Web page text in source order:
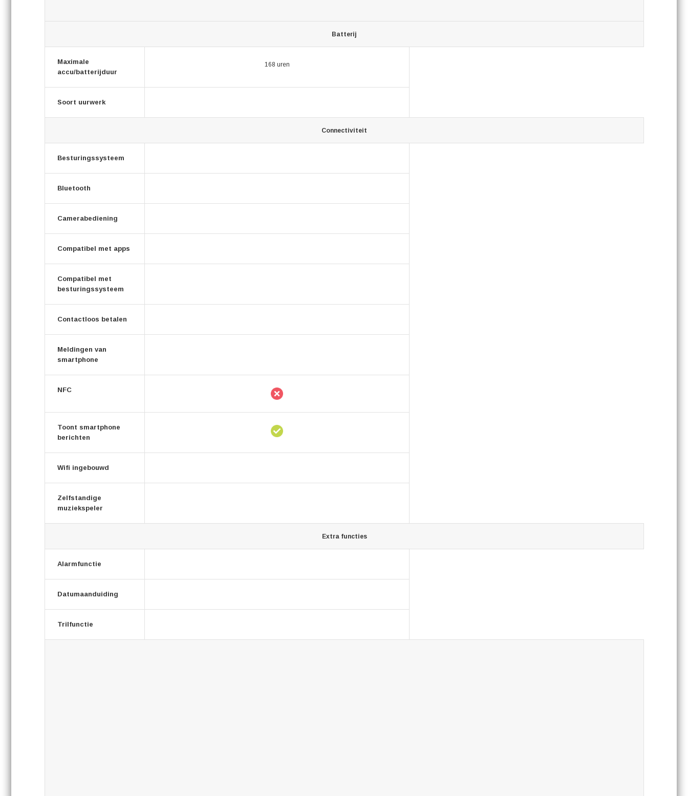
Batterij
Maximale
accu/batterijduur
168 uren
Soort uurwerk
Connectiviteit
Besturingssysteem
Bluetooth
Camerabediening
Compatibel met apps
Compatibel met
besturingssysteem
Contactloos betalen
Meldingen van
smartphone
NFC
Toont smartphone
berichten
Wifi ingebouwd
Zelfstandige
muziekspeler
Extra functies
Alarmfunctie
Datumaanduiding
Trilfunctie